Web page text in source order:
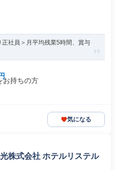
社員＞月平均残業5時間、賞与
お持ちの方
気になる
株式会社 ホテルリステル